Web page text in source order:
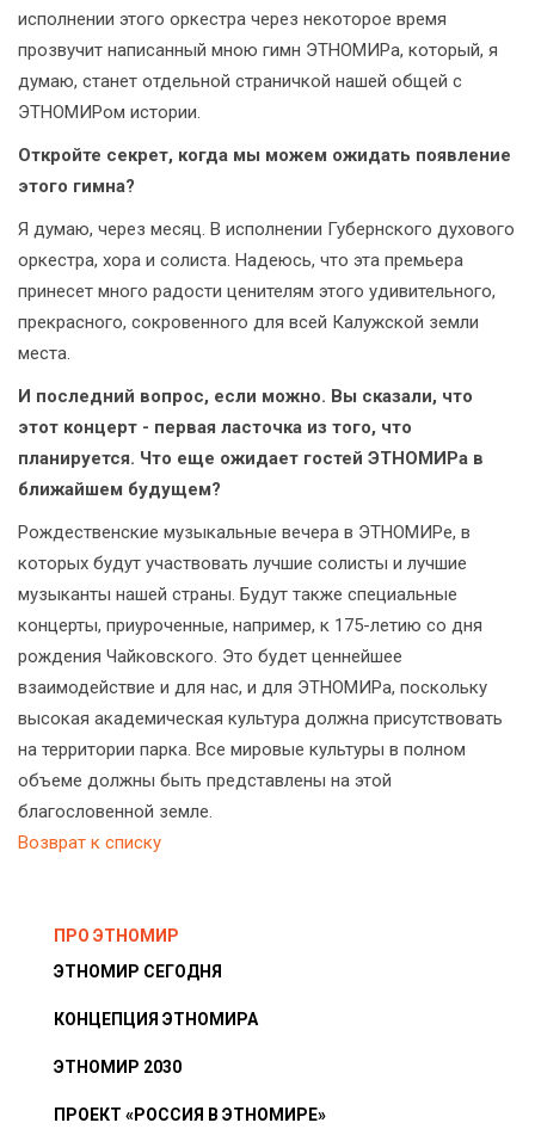
исполнении этого оркестра через некоторое время
прозвучит написанный мною гимн ЭТНОМИРа, который, я
думаю, станет отдельной страничкой нашей общей с
ЭТНОМИРом истории.
Откройте секрет, когда мы можем ожидать появление
этого гимна?
Я думаю, через месяц. В исполнении Губернского духового
оркестра, хора и солиста. Надеюсь, что эта премьера
принесет много радости ценителям этого удивительного,
прекрасного, сокровенного для всей Калужской земли
места.
И последний вопрос, если можно. Вы сказали, что
этот концерт - первая ласточка из того, что
планируется. Что еще ожидает гостей ЭТНОМИРа в
ближайшем будущем?
Рождественские музыкальные вечера в ЭТНОМИРе, в
которых будут участвовать лучшие солисты и лучшие
музыканты нашей страны. Будут также специальные
концерты, приуроченные, например, к 175-летию со дня
рождения Чайковского. Это будет ценнейшее
взаимодействие и для нас, и для ЭТНОМИРа, поскольку
высокая академическая культура должна присутствовать
на территории парка. Все мировые культуры в полном
объеме должны быть представлены на этой
благословенной земле.
Возврат к списку
ПРО ЭТНОМИР
ЭТНОМИР СЕГОДНЯ
КОНЦЕПЦИЯ ЭТНОМИРА
ЭТНОМИР 2030
ПРОЕКТ «РОССИЯ В ЭТНОМИРЕ»